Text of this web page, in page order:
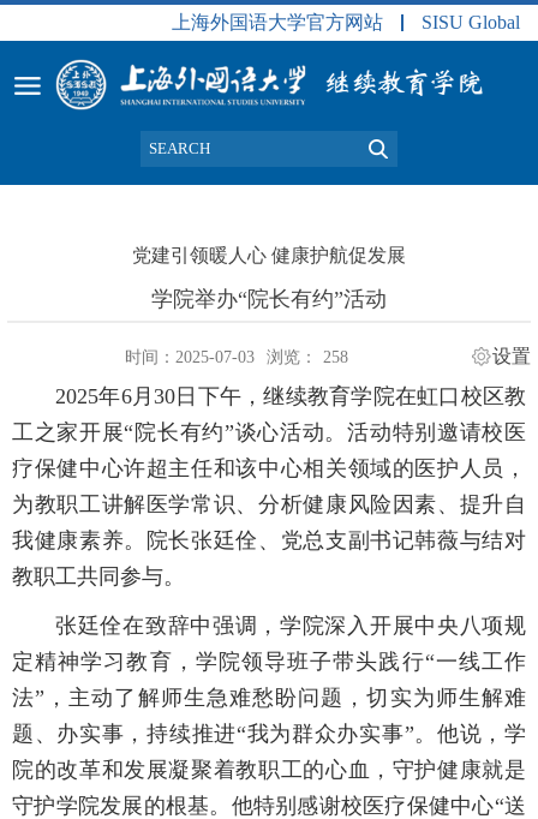
上海外国语大学官方网站 SISU Global
党建引领暖人心 健康护航促发展
学院举办“院长有约”活动
时间：2025-07-03 浏览： 258 设置
2025年6月30日下午，继续教育学院在虹口校区教
工之家开展“院长有约”谈心活动。活动特别邀请校医
疗保健中心许超主任和该中心相关领域的医护人员，
为教职工讲解医学常识、分析健康风险因素、提升自
我健康素养。院长张廷佺、党总支副书记韩薇与结对
教职工共同参与。
张廷佺在致辞中强调，学院深入开展中央八项规
定精神学习教育，学院领导班子带头践行“一线工作
法”，主动了解师生急难愁盼问题，切实为师生解难
题、办实事，持续推进“我为群众办实事”。他说，学
院的改革和发展凝聚着教职工的心血，守护健康就是
守护学院发展的根基。他特别感谢校医疗保健中心“送